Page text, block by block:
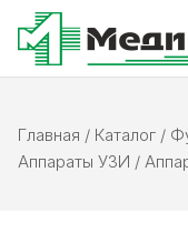
Главная / Каталог /
Аппараты УЗИ /